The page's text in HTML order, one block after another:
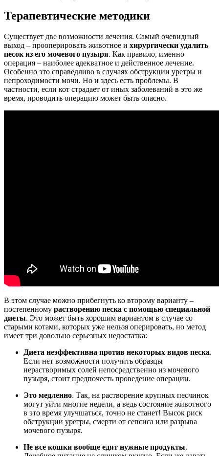
Терапевтические методики
Существует две возможности лечения. Самый очевидный
выход – прооперировать животное и хирургически удалить
песок из его мочевого пузыря. Как правило, именно
операция – наиболее адекватное и действенное лечение.
Особенно это справедливо в случаях обструкции уретры и
непроходимости мочи. Но и здесь есть проблемы. В
частности, если кот страдает от иных заболеваний в это же
время, проводить операцию может быть опасно.
В этом случае можно прибегнуть ко второму варианту –
постепенному растворению песка с помощью специальной
диеты. Это может быть хорошим вариантом в случае со
старыми котами, которых уже нельзя оперировать, но метод
имеет три довольно серьезных недостатка:
Диета неэффективна против некоторых видов песка.
Если нет возможности получить образцы
нерастворимых солей непосредственно из мочевого
пузыря, стоит предпочесть проведение операции.
Это медленно. Так, на растворение крупных песчинок
могут уйти многие недели, а ведь состояние животного
в это время улучшаться, точно не станет! Высок риск
обструкции уретры, смерти от сепсиса или разрыва
мочевого пузыря.
Не все кошки вообще едят нужные продукты.